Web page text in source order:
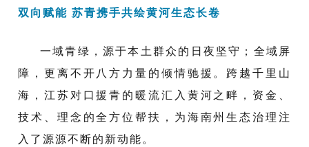
双向赋能 苏青携手共绘黄河生态长卷
一域青绿，源于本土群众的日夜坚守；全域屏
障，更离不开八方力量的倾情驰援。跨越千里山
海，江苏对口援青的暖流汇入黄河之畔，资金、
技术、理念的全方位帮扶，为海南州生态治理注
入了源源不断的新动能。